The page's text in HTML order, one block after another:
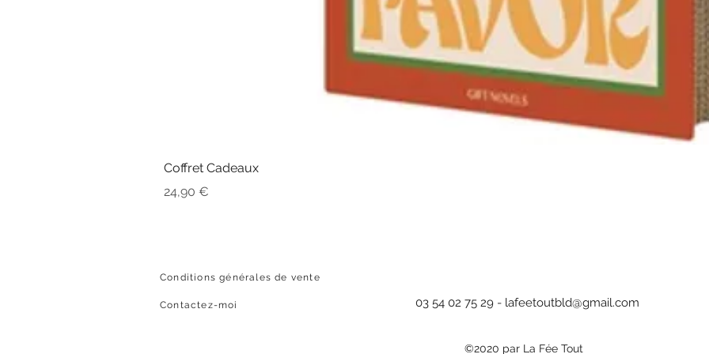
Coffret Cadeaux
Prix
24,90 €
Conditions générales de vente
Contactez-moi 03 54 02 75 29 - lafeetoutbld@gmail.com
©2020 par La Fée Tout